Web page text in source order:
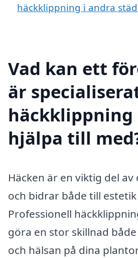
häckklippning i andra
Vad kan ett
är
häckklippning
hjälpa till
Häcken är en viktig del
och bidrar både till
Professionell
göra en stor skillnad
och hälsan på dina